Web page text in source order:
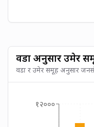
वडा अनुसार उमेर
वडा र उमेर समूह अनुसार
१२०००